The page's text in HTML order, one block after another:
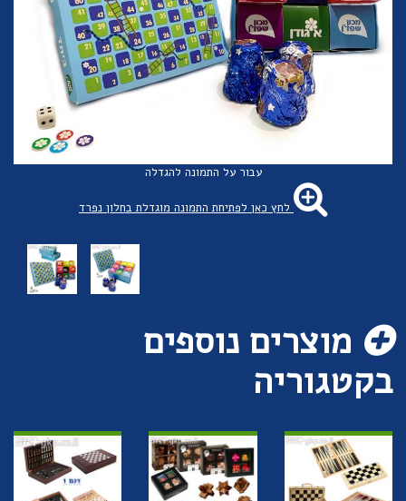
עבור על התמונה להגדלה
לחץ כאן לפתיחת התמונה מוגדלת בחלון נפרד
מוצרים נוספים
בקטגוריה